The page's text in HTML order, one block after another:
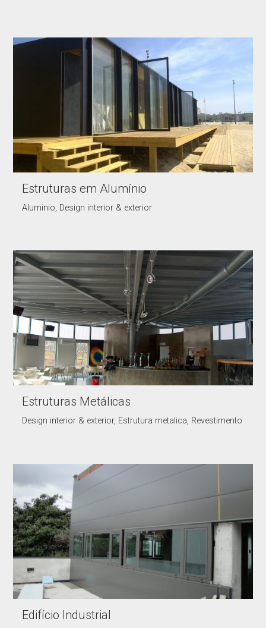
Estruturas em Alumínio
Aluminio, Design interior & exterior
Estruturas Metálicas
Design interior & exterior, Estrutura metalica, Revestimento
Edifício Industrial